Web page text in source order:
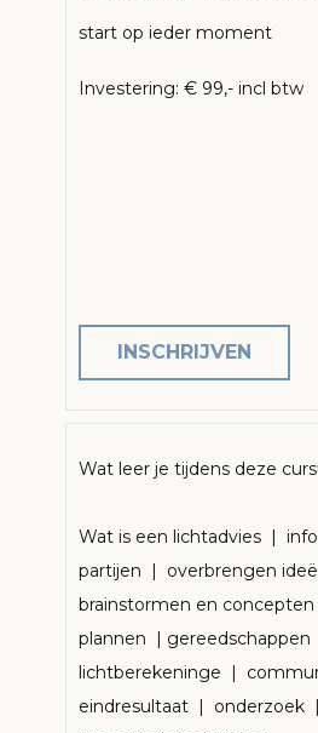
start op ieder moment
Investering: € 99,- incl btw
INSCHRIJVEN
Wat leer je tijdens deze
Wat is een lichtadvies |
partijen | overbrengen
brainstormen en
plannen |
lichtberekeninge |
eindresultaat | onderzoek |